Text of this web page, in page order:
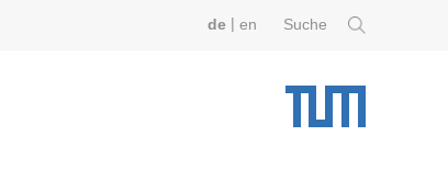
Suche
de en